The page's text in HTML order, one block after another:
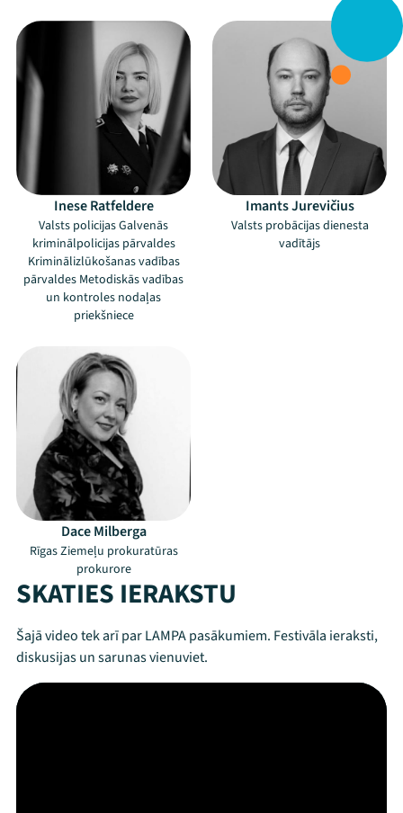
Inese Ratfeldere
Valsts policijas Galvenās
kriminālpolicijas pārvaldes
Kriminālizlūkošanas vadības
pārvaldes Metodiskās vadības
un kontroles nodaļas
priekšniece
Imants Jurevičius
Valsts probācijas dienesta
vadītājs
Dace Milberga
Rīgas Ziemeļu prokuratūras
prokurore
SKATIES IERAKSTU
Šajā video tek arī par LAMPA pasākumiem. Festivāla ieraksti,
diskusijas un sarunas vienuviet.